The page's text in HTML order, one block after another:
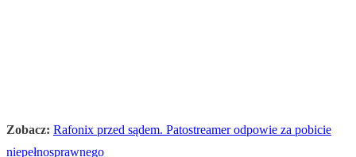
Zobacz: Rafonix przed sądem. Patostreamer odpowie za pobicie
niepełnosprawnego